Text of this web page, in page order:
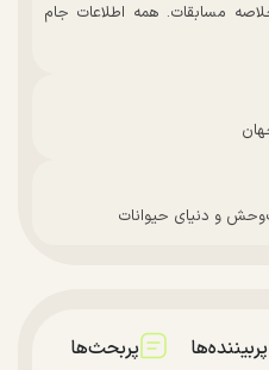
مسابقات. همه اطلاعات جام
و دنیای حیوانات
پربیننده‌ها پربحث‌ها